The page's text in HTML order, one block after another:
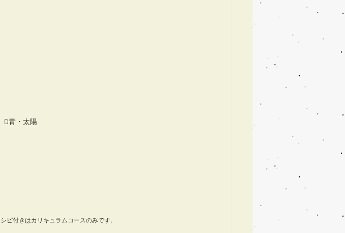
D青・太陽
ピ付きはカリキュラムコースのみです。